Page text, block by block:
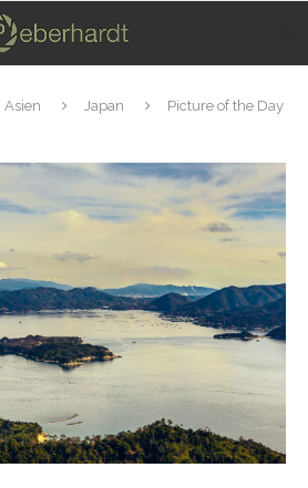
Asien Japan
Picture of the Day